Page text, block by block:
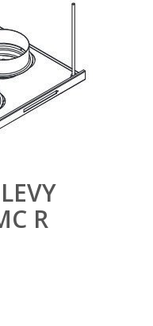
R